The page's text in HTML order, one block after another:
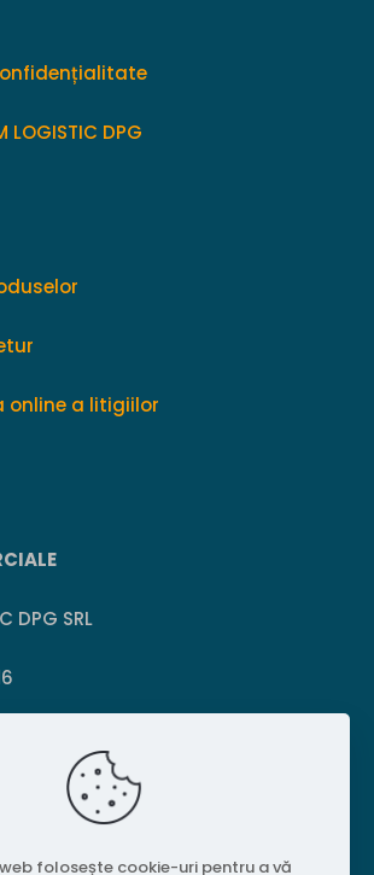
DPG
online a litigiilor
DPG SRL
folosește cookie-uri pentru a vă